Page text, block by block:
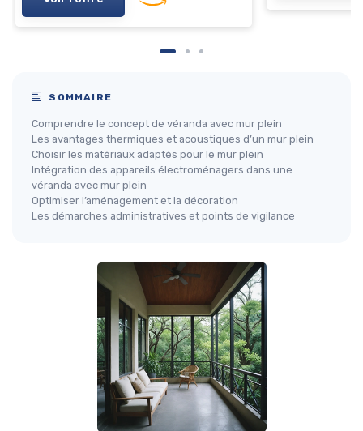
SOMMAIRE
Comprendre le concept de véranda avec mur plein
Les avantages thermiques et acoustiques d’un mur plein
Choisir les matériaux adaptés pour le mur plein
Intégration des appareils électroménagers dans une
véranda avec mur plein
Optimiser l’aménagement et la décoration
Les démarches administratives et points de vigilance